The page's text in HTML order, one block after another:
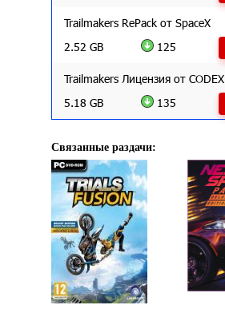
Trailmakers RePack от SpaceX
2.52 GB
125
Trailmakers Лицензия от CODEX
5.18 GB
135
Связанные раздачи: